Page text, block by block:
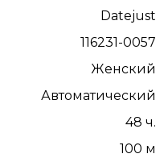
Datejust
116231-0057
Женский
Автоматический
48 ч.
100 м